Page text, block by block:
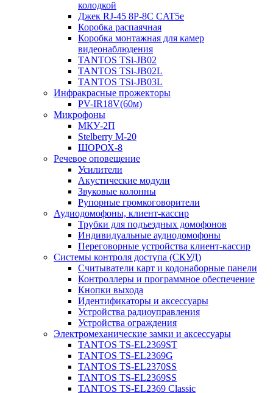
колодкой
Джек RJ-45 8P-8C CAT5e
Коробка распаячная
Коробка монтажная для камер
видеонаблюдения
TANTOS TSi-JB02
TANTOS TSi-JB02L
TANTOS TSi-JB03L
Инфракрасные прожекторы
PV-IR18V(60м)
Микрофоны
МКУ-2П
Stelberry M-20
ШОРОХ-8
Речевое оповещение
Усилители
Акустические модули
Звуковые колонны
Рупорные громкоговорители
Аудиодомофоны, клиент-кассир
Трубки для подъездных домофонов
Индивидуальные аудиодомофоны
Переговорные устройства клиент-кассир
Системы контроля доступа (СКУД)
Считыватели карт и кодонаборные панели
Контроллеры и программное обеспечение
Кнопки выхода
Идентификаторы и аксессуары
Устройства радиоуправления
Устройства ограждения
Электромеханические замки и аксессуары
TANTOS TS-EL2369ST
TANTOS TS-EL2369G
TANTOS TS-EL2370SS
TANTOS TS-EL2369SS
TANTOS TS-EL2369 Classic